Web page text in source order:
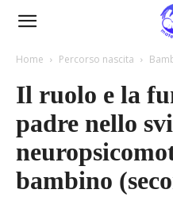
Maternità360
Home Percorso nascita
Il ruolo e la
padre nello
bambino